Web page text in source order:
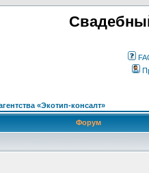
«Экотип-консалт»
Форум